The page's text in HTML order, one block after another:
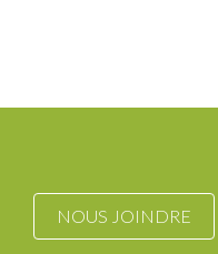
NOUS JOINDRE